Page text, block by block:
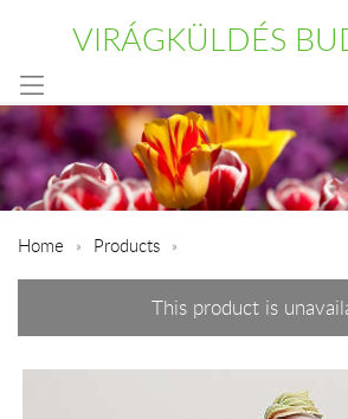
VIRÁGKÜLDÉS
Home Products
This product is